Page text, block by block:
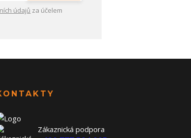
údajů za účelem
Zákaznická podpora